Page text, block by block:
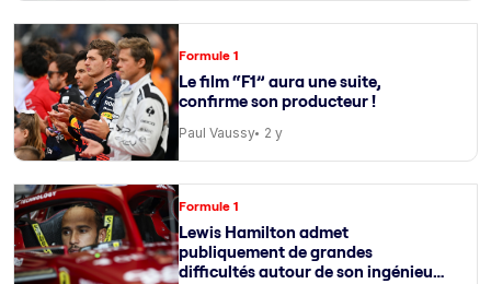
Formule 1
Le film “F1” aura une suite,
confirme son producteur !
Paul Vaussy 2 y
Formule 1
Lewis Hamilton admet
publiquement de grandes
difficultés autour de son ingénieur